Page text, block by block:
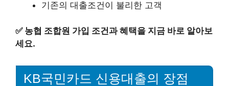
기존의 대출조건이 불리한 고객
✅ 농협 조합원 가입 조건과 혜택을 지금 바로 알아보
세요.
KB국민카드 신용대출의 장점